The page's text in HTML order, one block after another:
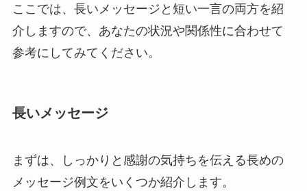
ここでは、長いメッセージと短い一言の両方を紹
介しますので、あなたの状況や関係性に合わせて
参考にしてみてください。
長いメッセージ
まずは、しっかりと感謝の気持ちを伝える長めの
メッセージ例文をいくつか紹介します。